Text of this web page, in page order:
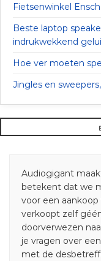
Fietsenwinkel
Beste laptop
indrukwekkend
Hoe ver moeten
Jingles en
Audiogigant
betekent dat we
voor een
verkoopt zelf
doorverwezen
je vragen over
met de